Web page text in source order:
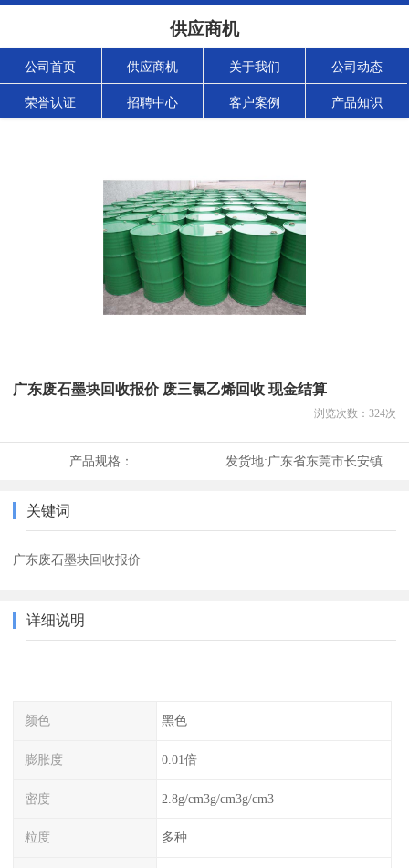
供应商机
公司首页 供应商机 关于我们 公司动态
荣誉认证 招聘中心 客户案例 产品知识
广东废石墨块回收报价 废三氯乙烯回收 现金结算
浏览次数： 324次
产品规格： 发货地:广东省东莞市长安镇
关键词
广东废石墨块回收报价
详细说明
颜色 黑色
膨胀度 0.01倍
密度 2.8g/cm3g/cm3g/cm3
粒度 多种